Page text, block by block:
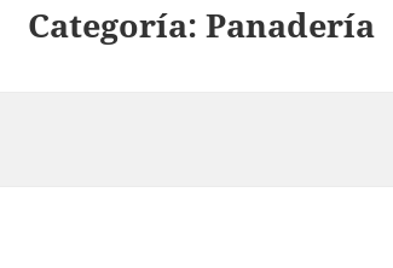
Categoría:Panadería